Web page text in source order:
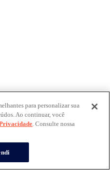
para personalizar sua
Ao continuar, você
. Consulte nossa